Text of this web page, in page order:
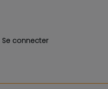
Se connecter